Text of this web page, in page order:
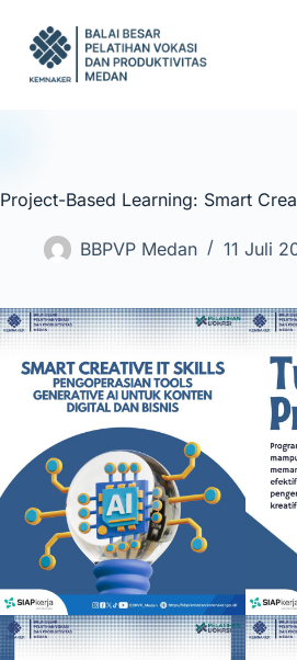
k
c
o
n
Project-Based Learning: Smart
BBPVP Medan 11 Juli